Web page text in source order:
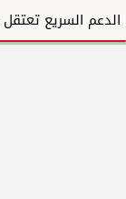
الدعم السريع